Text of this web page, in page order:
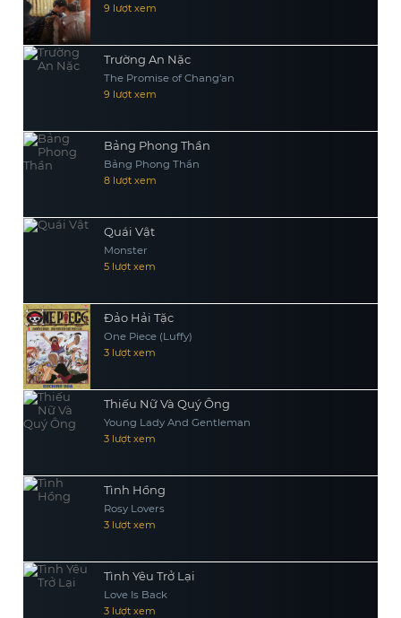
9 lượt xem
Trường An Nặc
The Promise of Chang’an
9 lượt xem
Bảng Phong Thần
Bảng Phong Thần
8 lượt xem
Quái Vật
Monster
5 lượt xem
Đảo Hải Tặc
One Piece (Luffy)
3 lượt xem
Thiếu Nữ Và Quý Ông
Young Lady And Gentleman
3 lượt xem
Tình Hồng
Rosy Lovers
3 lượt xem
Tình Yêu Trở Lại
Love Is Back
3 lượt xem